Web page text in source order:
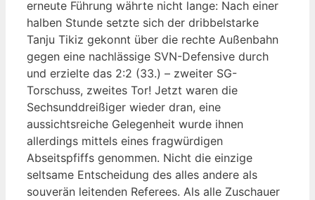
erneute Führung währte nicht lange: Nach einer
halben Stunde setzte sich der dribbelstarke
Tanju Tikiz gekonnt über die rechte Außenbahn
gegen eine nachlässige SVN-Defensive durch
und erzielte das 2:2 (33.) – zweiter SG-
Torschuss, zweites Tor! Jetzt waren die
Sechsunddreißiger wieder dran, eine
aussichtsreiche Gelegenheit wurde ihnen
allerdings mittels eines fragwürdigen
Abseitspfiffs genommen. Nicht die einzige
seltsame Entscheidung des alles andere als
souverän leitenden Referees. Als alle Zuschauer